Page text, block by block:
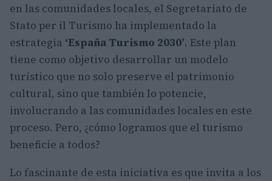
en las comunidades locales, el Segretariato de
Stato per il Turismo ha implementado la
estrategia ‘España Turismo 2030’. Este plan
tiene como objetivo desarrollar un modelo
turístico que no solo preserve el patrimonio
cultural, sino que también lo potencie,
involucrando a las comunidades locales en este
proceso. Pero, ¿cómo logramos que el turismo
beneficie a todos?
Lo fascinante de esta iniciativa es que invita a los